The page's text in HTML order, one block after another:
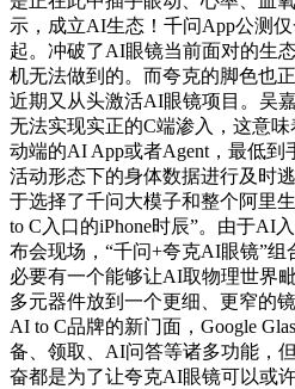
示，成立AI生态！千问App公测
起。冲破了AI眼镜当前面对的生
机无法做到的。而夸克的脚色也
近期又从头激活AI眼镜项目。吴
无法实现实正的C端渗入，这意
动端的AI App或者Agent，最低到
活动形态下的身体数据进行及时
于选择了千问大模子和整个阿里
to C入口的iPhone时辰”。由于AI
布会现场，“千问+夸克AI眼镜”
必要有一个能够让AI取物理世界
多元器件放到一个更细、更窄的
AI to C品牌的新门面，Google
备、领取、AI问答等诸多功能，
奋都是为了让夸克AI眼镜可以或